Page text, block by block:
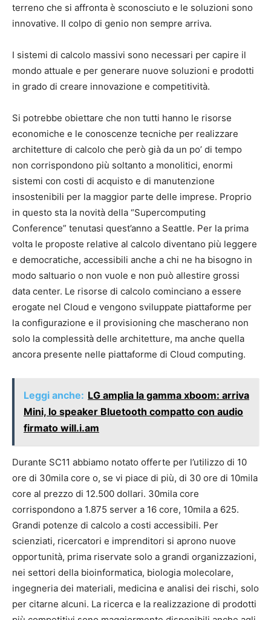
terreno che si affronta è sconosciuto e le soluzioni sono
innovative. Il colpo di genio non sempre arriva.
I sistemi di calcolo massivi sono necessari per capire il
mondo attuale e per generare nuove soluzioni e prodotti
in grado di creare innovazione e competitività.
Si potrebbe obiettare che non tutti hanno le risorse
economiche e le conoscenze tecniche per realizzare
architetture di calcolo che però già da un po’ di tempo
non corrispondono più soltanto a monolitici, enormi
sistemi con costi di acquisto e di manutenzione
insostenibili per la maggior parte delle imprese. Proprio
in questo sta la novità della “Supercomputing
Conference” tenutasi quest’anno a Seattle. Per la prima
volta le proposte relative al calcolo diventano più leggere
e democratiche, accessibili anche a chi ne ha bisogno in
modo saltuario o non vuole e non può allestire grossi
data center. Le risorse di calcolo cominciano a essere
erogate nel Cloud e vengono sviluppate piattaforme per
la configurazione e il provisioning che mascherano non
solo la complessità delle architetture, ma anche quella
ancora presente nelle piattaforme di Cloud computing.
Leggi anche: LG amplia la gamma xboom: arriva
Mini, lo speaker Bluetooth compatto con audio
firmato will.i.am
Durante SC11 abbiamo notato offerte per l’utilizzo di 10
ore di 30mila core o, se vi piace di più, di 30 ore di 10mila
core al prezzo di 12.500 dollari. 30mila core
corrispondono a 1.875 server a 16 core, 10mila a 625.
Grandi potenze di calcolo a costi accessibili. Per
scienziati, ricercatori e imprenditori si aprono nuove
opportunità, prima riservate solo a grandi organizzazioni,
nei settori della bioinformatica, biologia molecolare,
ingegneria dei materiali, medicina e analisi dei rischi, solo
per citarne alcuni. La ricerca e la realizzazione di prodotti